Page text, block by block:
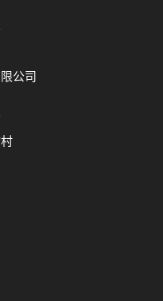
公司